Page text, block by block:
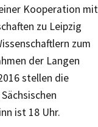
Kooperation mit
zu Leipzig
zum
der Langen
stellen die
ist 18 Uhr.